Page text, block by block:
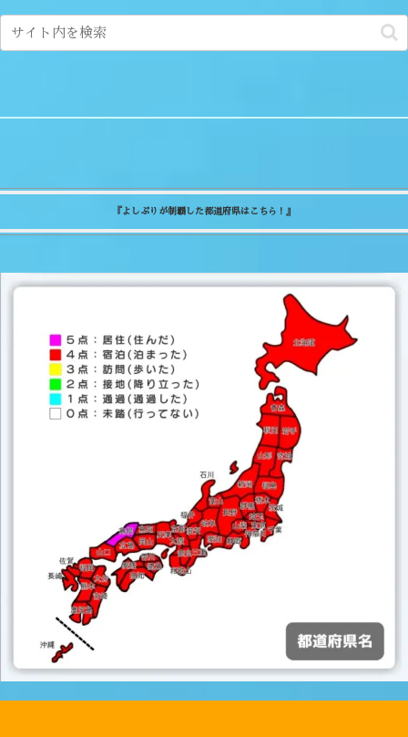
『よしぷりが制覇した都道府県はこちら！』